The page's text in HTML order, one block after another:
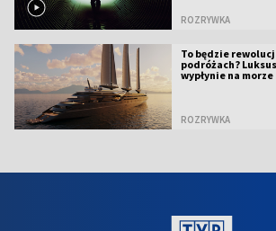
ROZRYWKA
To będzie
podróżach?
wypłynie na morze
ROZRYWKA